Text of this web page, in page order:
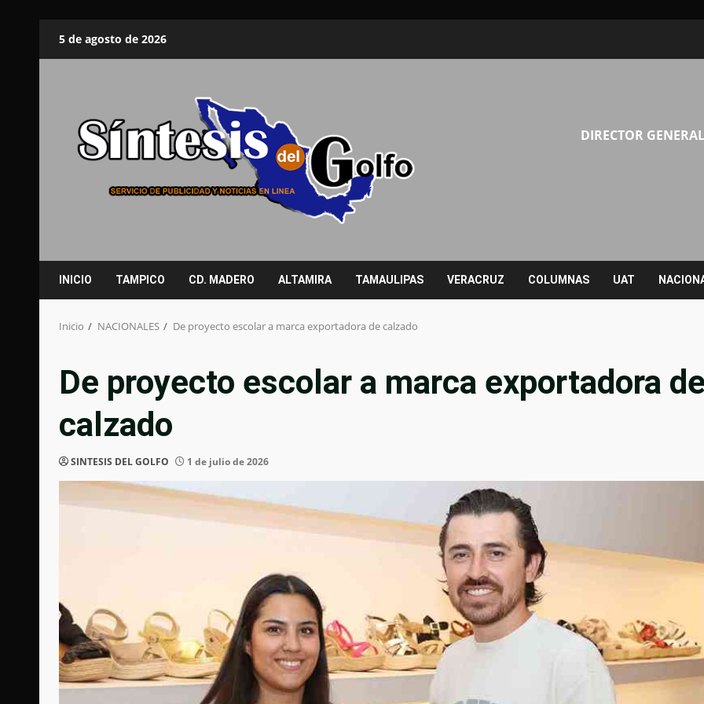
5 de agosto de 2026
DIRECTOR
INICIO TAMPICO CD. MADERO ALTAMIRA TAMAULIPAS VERACRUZ COLUMNAS UAT
Inicio NACIONALES De proyecto escolar a marca exportadora de calzado
De proyecto escolar a marca exportadora
calzado
SINTESIS DEL GOLFO 1 de julio de 2026